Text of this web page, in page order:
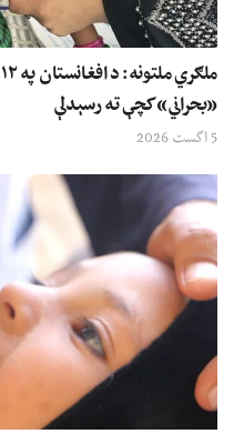
«بحراني» کچې ته رسېدلې
5 اگست 2026